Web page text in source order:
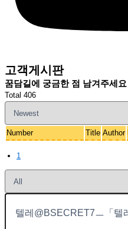
고객게시판
꿈담길에 궁금한 점 남겨주세요
Total 406
Number Title Author
1